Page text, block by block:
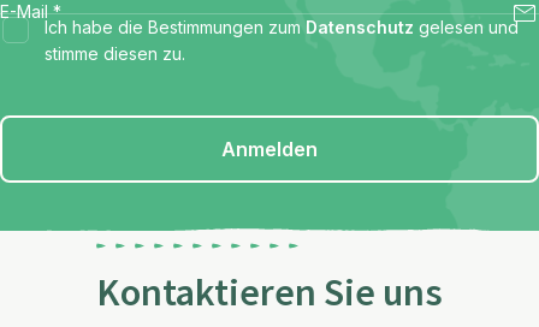
E-Mail *
Ich habe die Bestimmungen zum Datenschutz gelesen und
stimme diesen zu.
Anmelden
Kontaktieren Sie uns